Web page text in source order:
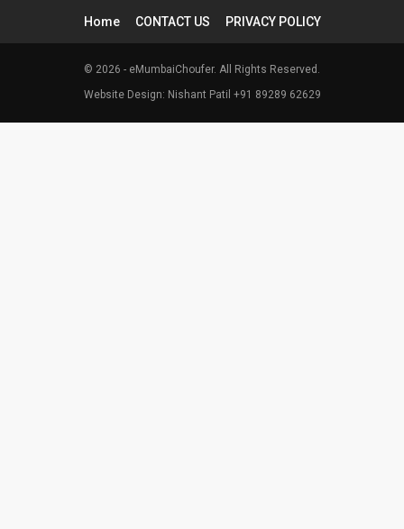
Home CONTACT US PRIVACY POLICY
© 2026 - eMumbaiChoufer. All Rights Reserved.
Website Design: Nishant Patil +91 89289 62629